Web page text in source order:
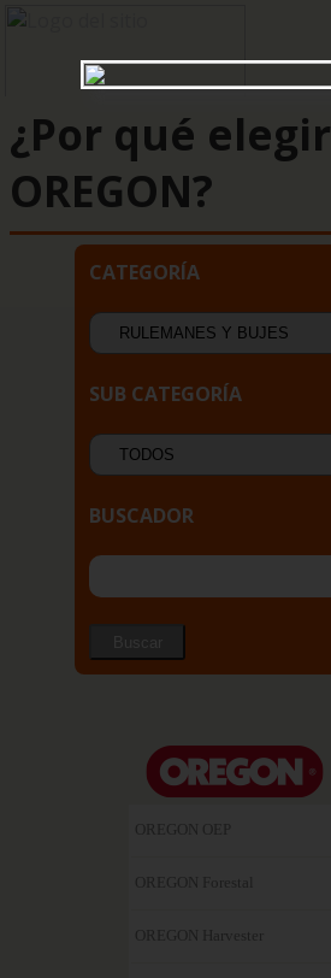
¿Por qué elegir
OREGON?
CATEGORÍA
SUB CATEGORÍA
BUSCADOR
OREGON OEP
OREGON Forestal
OREGON Harvester